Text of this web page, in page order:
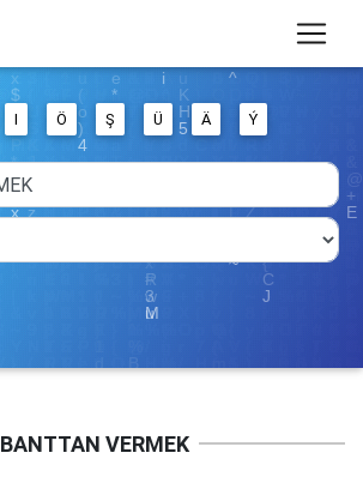
I Ö Ş Ü Ä Ý
BANTTAN VERMEK